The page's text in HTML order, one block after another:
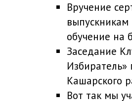
Вручение
обучение на
Заседание
Кашарского
Вот так мы